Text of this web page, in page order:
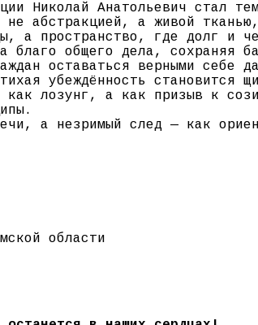
Николай Анатольевич стал
абстракцией, а живой
а пространство, где долг и
благо общего дела, сохраняя
оставаться верными себе
убеждённость становится
как лозунг, а как призыв к
а незримый след — как
области